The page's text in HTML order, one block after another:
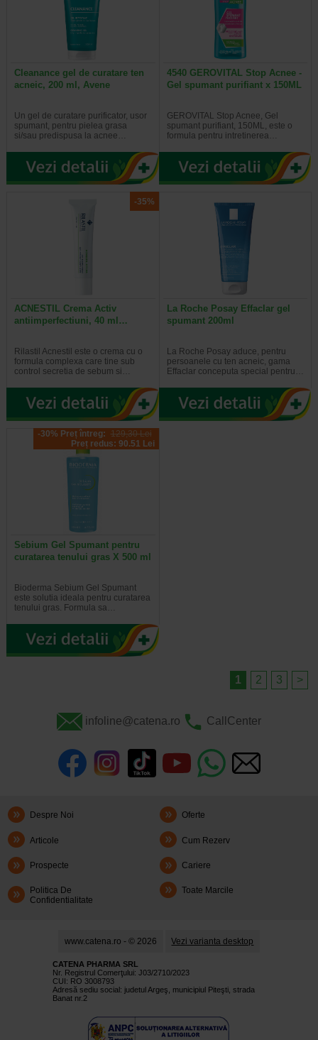
Cleanance gel de curatare ten
acneic, 200 ml, Avene
Un gel de curatare purificator, usor
spumant, pentru pielea grasa
si/sau predispusa la acnee…
4540 GEROVITAL Stop Acnee -
Gel spumant purifiant x 150ML
GEROVITAL Stop Acnee, Gel
spumant purifiant, 150ML, este o
formula pentru intretinerea…
-35%
ACNESTIL Crema Activ
antiimperfectiuni, 40 ml…
Rilastil Acnestil este o crema cu o
formula complexa care tine sub
control secretia de sebum si…
La Roche Posay Effaclar gel
spumant 200ml
La Roche Posay aduce, pentru
persoanele cu ten acneic, gama
Effaclar conceputa special pentru…
-30% Preț întreg: 129,30 Lei
Preț redus: 90.51 Lei
Sebium Gel Spumant pentru
curatarea tenului gras X 500 ml
Bioderma Sebium Gel Spumant
este solutia ideala pentru curatarea
tenului gras. Formula sa…
1 2 3 >
infoline@catena.ro CallCenter
Despre Noi Oferte
Articole Cum Rezerv
Prospecte Cariere
Politica De
Confidentialitate
Toate Marcile
www.catena.ro - © 2026 Vezi varianta desktop
CATENA PHARMA SRL
Nr. Registrul Comerţului: J03/2710/2023
CUI: RO 3008793
Adresă sediu social: judetul Argeş, municipiul Piteşti, strada
Banat nr.2